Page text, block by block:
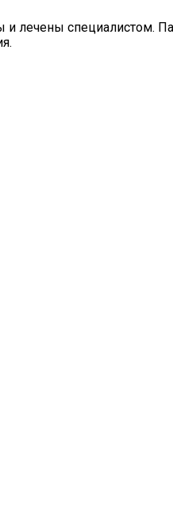
лечены специалистом.